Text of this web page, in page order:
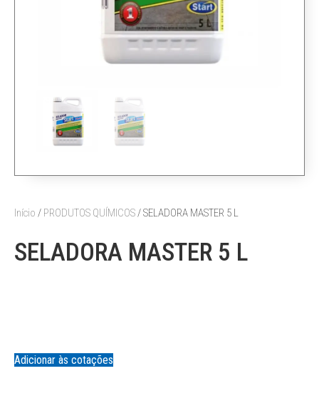
Início / PRODUTOS QUÍMICOS / SELADORA MASTER 5 L
SELADORA MASTER 5 L
Adicionar às cotações